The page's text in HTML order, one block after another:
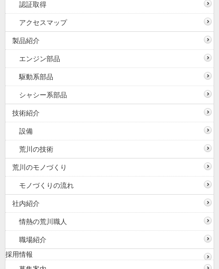
認証取得
アクセスマップ
製品紹介
エンジン部品
駆動系部品
シャシー系部品
技術紹介
設備
荒川の技術
荒川のモノづくり
モノづくりの流れ
社内紹介
情熱の荒川職人
職場紹介
採用情報